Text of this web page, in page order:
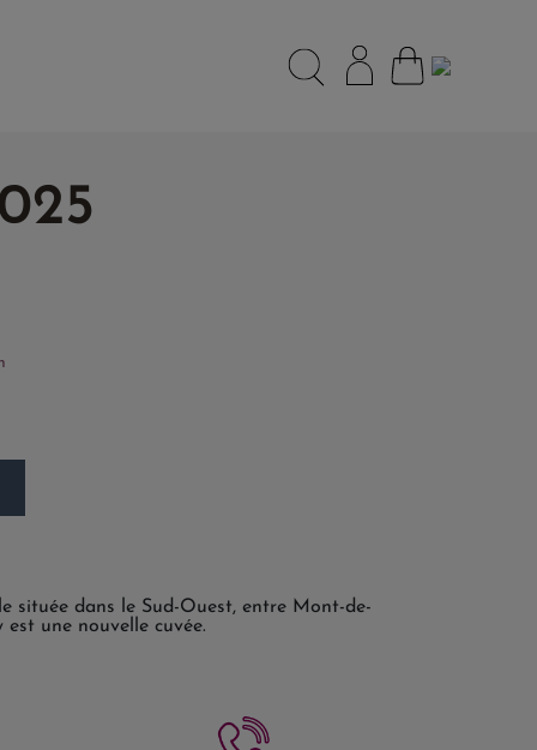
située dans le Sud-Ouest, entre Mont-de-
une nouvelle cuvée.